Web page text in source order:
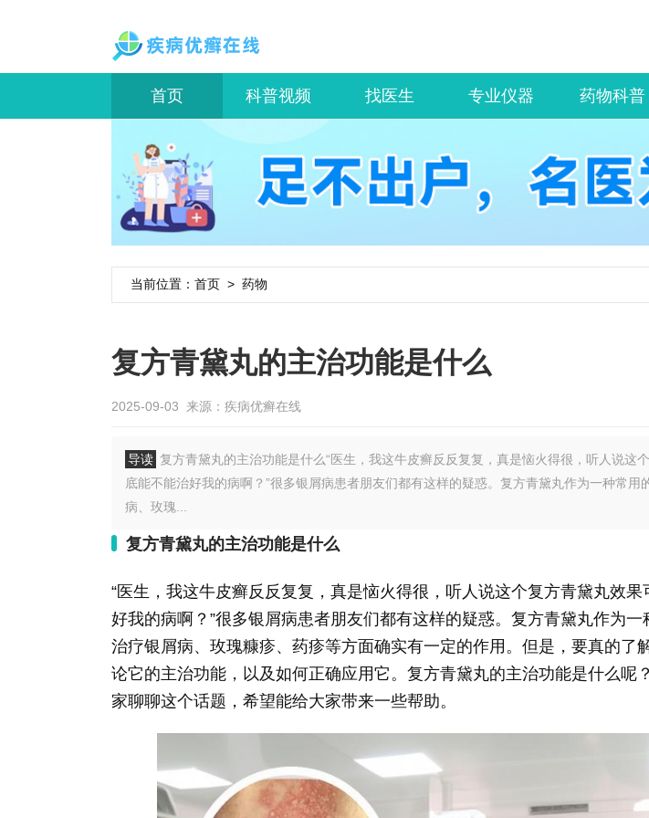
首页 科普视频 找医生 专业仪器 药物科普
当前位置： 首页 > 药物
复方青黛丸的主治功能是什么
2025-09-03 来源： 疾病优癣在线
导读 复方青黛丸的主治功能是什么“医生，我这牛皮癣反反复复，真是恼火得很，听人说这
底能不能治好我的病啊？”很多银屑病患者朋友们都有这样的疑惑。复方青黛丸作为一种常用
病、玫瑰...
复方青黛丸的主治功能是什么
“医生，我这牛皮癣反反复复，真是恼火得很，听人说这个复方青黛丸效
好我的病啊？”很多银屑病患者朋友们都有这样的疑惑。复方青黛丸作为
治疗银屑病、玫瑰糠疹、药疹等方面确实有一定的作用。但是，要真的了
论它的主治功能，以及如何正确应用它。复方青黛丸的主治功能是什么呢
家聊聊这个话题，希望能给大家带来一些帮助。